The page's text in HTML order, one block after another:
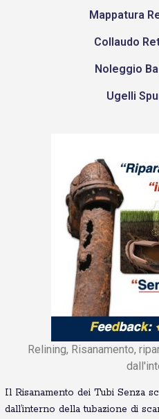
Mappatura
Collaudo
Noleggio
Ugelli
Relining, Risanamento,
Il Risanamento dei Tubi Senza
dall’interno della tubazione di